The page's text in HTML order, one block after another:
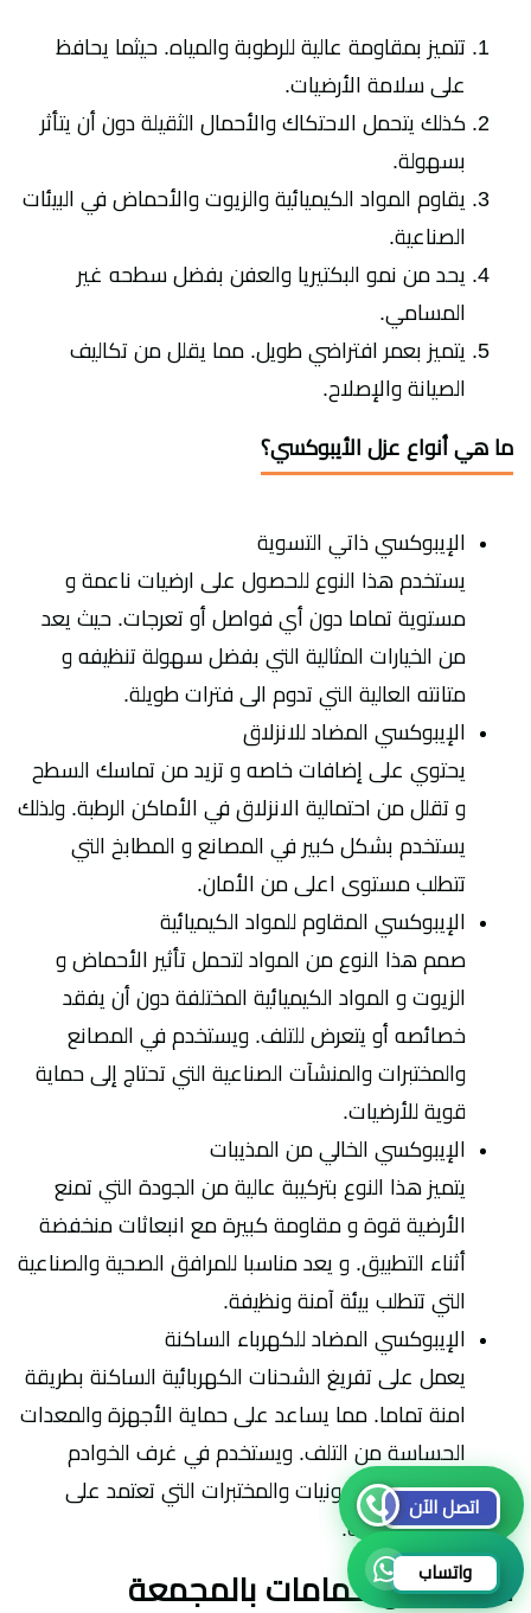
تتميز بمقاومة عالية للرطوبة والمياه. حيثما يحافظ
على سلامة الأرضيات.
كذلك يتحمل الاحتكاك والأحمال الثقيلة دون أن يتأثر
بسهولة.
يقاوم المواد الكيميائية والزيوت والأحماض في البيئات
الصناعية.
يحد من نمو البكتيريا والعفن بفضل سطحه غير
المسامي.
يتميز بعمر افتراضي طويل. مما يقلل من تكاليف
الصيانة والإصلاح.
ما هي أنواع عزل الأيبوكسي؟
الإيبوكسي ذاتي التسوية
يستخدم هذا النوع للحصول على ارضيات ناعمة و
مستوية تماما دون أي فواصل أو تعرجات. حيث يعد
من الخيارات المثالية التي بفضل سهولة تنظيفه و
متانته العالية التي تدوم الى فترات طويلة.
الإيبوكسي المضاد للانزلاق
يحتوي على إضافات خاصه و تزيد من تماسك السطح
و تقلل من احتمالية الانزلاق في الأماكن الرطبة. ولذلك
يستخدم بشكل كبير في المصانع و المطابخ التي
تتطلب مستوى اعلى من الأمان.
الإيبوكسي المقاوم للمواد الكيميائية
صمم هذا النوع من المواد لتحمل تأثير الأحماض و
الزيوت و المواد الكيميائية المختلفة دون أن يفقد
خصائصه أو يتعرض للتلف. ويستخدم في المصانع
والمختبرات والمنشآت الصناعية التي تحتاج إلى حماية
قوية للأرضيات.
الإيبوكسي الخالي من المذيبات
يتميز هذا النوع بتركيبة عالية من الجودة التي تمنع
الأرضية قوة و مقاومة كبيرة مع انبعاثات منخفضة
أثناء التطبيق. و يعد مناسبا للمرافق الصحية والصناعية
التي تتطلب بيئة آمنة ونظيفة.
الإيبوكسي المضاد للكهرباء الساكنة
يعمل على تفريغ الشحنات الكهربائية الساكنة بطريقة
امنة تماما. مما يساعد على حماية الأجهزة والمعدات
الحساسة من التلف. ويستخدم في غرف الخوادم
ومصانع الإلكترونيات والمختبرات التي تعتمد على
معدات دقيقة.
شركة عزل حمامات بالمجمعة
اتصل الآن
واتساب